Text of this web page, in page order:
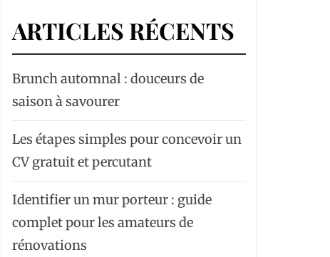
ARTICLES RÉCENTS
Brunch automnal : douceurs de
saison à savourer
Les étapes simples pour concevoir un
CV gratuit et percutant
Identifier un mur porteur : guide
complet pour les amateurs de
rénovations